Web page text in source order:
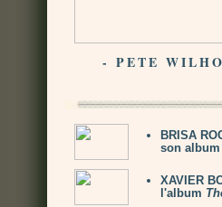
- PETE
BRISA
son album
XAVIER
l'album